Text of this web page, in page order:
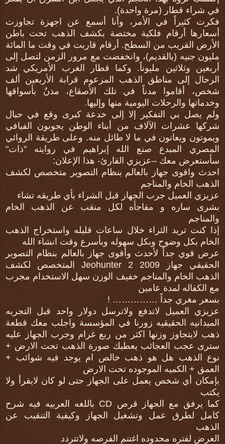
في شراء قطار (مرة واحدة).
فكرت كثيراً في الأمر، وأنا أسمع عن اجهزة تجاوزت
أسعارها أرقام فلكية مختصة بكشف الذهب تحت باطن
الأرض القريب من السطح. أرقام قاربت في وقت ما المائة
مليون جنيه (بالقديم)، وانخفضت مع مرور الزمن لتصل إلى
أربعين وثلاثين مليوناً. وكما قطار الغرب الأمريكي شد
الرحال إلى مناطق الذهب المزعوم قرابة الأربعين ألف
شخص، أقاموا مدناً في تلك الأصقاع، مدنٌ بأسواقها
وخدماتها والرحلات اليومية منها وإليها.
ولم يصل بي التفكير إلا إلى خدعة كبرى وقع في حبال
شركها عشرات الآلاف من أبناء الوطن يجوبون الفيافي
ويموتون ويعانون في ما لا طائل منه. وعلى طريقة الروائي
المصري المبدع صنع الله إبراهيم في روايته "ذات"
سأستعرض معك –عزيزي القارئ- هذا الإعلان:
احدث واقوى جهاز بالعالم بنظام التصوير متخصص لكشف
الذهب الخام والمناجم
عزيزي العميل جرب الجهاز قبل الشراء بأي طريقه تشاء
بشرى ساره و مفاجأه لكل منقب عن الذهب الخام
والمناجم
إذا كنت تريد الثراء خلال ساعات قليله واستخراج الذهب
الخام بكل وضوح وبكل سهوله وبأسرع وقت انشاء الله
عرض قوي جداً لأحدث وأقوى جهاز بالعالم بنظام التصوير
الحقيقي جهاز Jeohunter 2 2009 المتخصص لكشف
الذهب الخام والمناجم خفيف الوزن سهل الاستخدام مجرب
مع الكفاله لمدة عامين
بسعر مغري جداً …………… !
عزيزي العميل لاتدفع ولاترسل دولار واحد قبل التجربه
الميدانيه الحقيقيه زورنا في المؤسسة واجلب معك قطعة
ذهب لايتجاوز وزنها اكثر من ربع غرام وجرب الجهاز عليه
سترى عجب العجائب يعطيك صورة الذهب تحت الارض +
نوع الذهب هل هو ذهب خالص ام يوجد فيه شوائب +
العمق + الكميه الموجوده تحت الارض
بإمكان أي شخص يعمل على الجهاز حتى لو كان لايقرأ ولا
يكتب
كما يرفق مع الجهاز قرص CD باللغه العربيه فيه شرح
كامل لطرق عمل وتشغيل الجهاز وكيفية التنقيب عن
الذهب
العرض لفتره محدوده اغتنم الفرصه ولاتتردد